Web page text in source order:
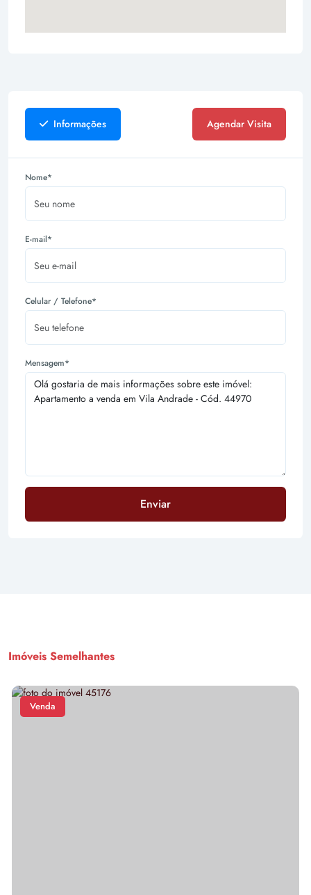
Informações Agendar Visita
Nome*
E-mail*
Celular / Telefone*
Mensagem*
Enviar
Imóveis Semelhantes
Venda